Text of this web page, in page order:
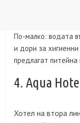
По-малко: водата
и дори за
предлагат
4. Aqua
Хотел на втора